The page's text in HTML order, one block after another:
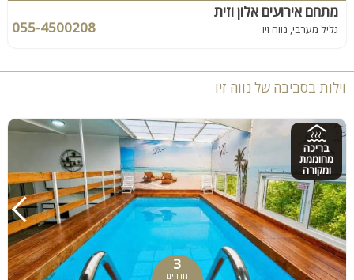
מתחם אירועים אלון וזית
גליל מערבי, נווה זיו 055-4500208
וילות בסביבה של נווה זיו
בריכה
מחוממת
ומקורה
3
חדרים